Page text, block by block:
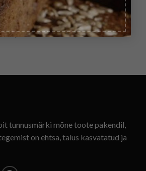
tunnusmärki mõne toote pakendil,
on ehtsa, talus kasvatatud ja